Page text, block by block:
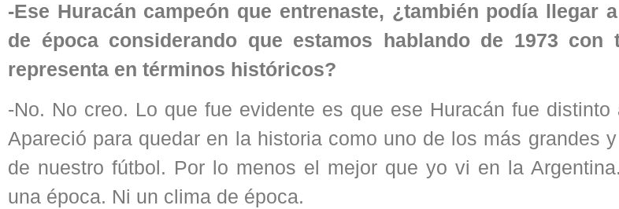
-Ese Huracán campeón que entrenaste, ¿también podía llegar
de época considerando que estamos hablando de 1973
representa en términos históricos?
-No. No creo. Lo que fue evidente es que ese Huracán fue
Apareció para quedar en la historia como uno de los más grandes
de nuestro fútbol. Por lo menos el mejor que yo vi en la
una época. Ni un clima de época.